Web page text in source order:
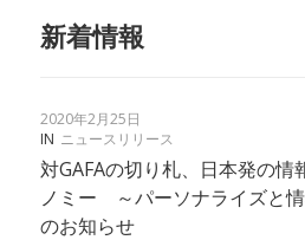
新着情報
2020年2月25日
IN ニュースリリース
対GAFAの切り札、日本発の
ノミー ～パーソナライズと
のお知らせ